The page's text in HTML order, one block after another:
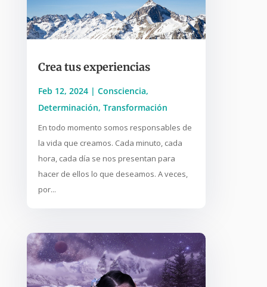
Crea tus experiencias
Feb 12, 2024| Consciencia,
Determinación, Transformación
En todo momento somos responsables de
la vida que creamos. Cada minuto, cada
hora, cada día se nos presentan para
hacer de ellos lo que deseamos. A veces,
por...